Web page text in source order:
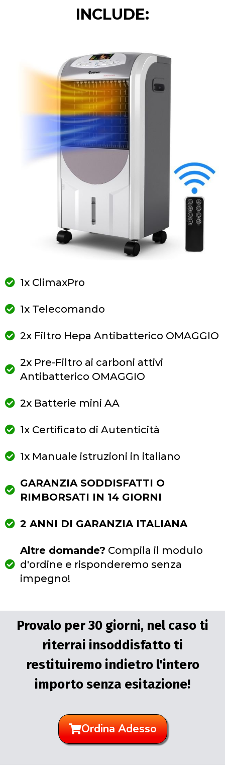
INCLUDE:
1x ClimaxPro
1x Telecomando
2x Filtro Hepa Antibatterico OMAGGIO
2x Pre-Filtro ai carboni attivi
Antibatterico OMAGGIO
2x Batterie mini AA
1x Certificato di Autenticità
1x Manuale istruzioni in italiano
GARANZIA SODDISFATTI O
RIMBORSATI IN 14 GIORNI
2 ANNI DI GARANZIA ITALIANA
Altre domande? Compila il modulo
d'ordine e risponderemo senza
impegno!
Provalo per 30 giorni, nel caso ti
riterrai insoddisfatto ti
restituiremo indietro l'intero
importo senza esitazione!
Ordina Adesso